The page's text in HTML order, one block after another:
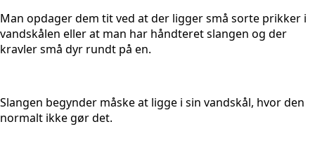
Man opdager dem tit ved at der ligger små sorte prikker i
vandskålen eller at man har håndteret slangen og der
kravler små dyr rundt på en.
Slangen begynder måske at ligge i sin vandskål, hvor den
normalt ikke gør det.